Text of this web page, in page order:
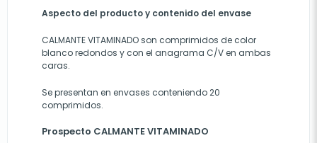
Aspecto del producto y contenido del envase
CALMANTE VITAMINADO son comprimidos de color
blanco redondos y con el anagrama C/V en ambas
caras.
Se presentan en envases conteniendo 20
comprimidos.
Prospecto CALMANTE VITAMINADO